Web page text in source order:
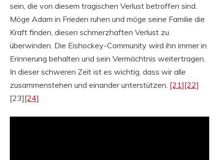
sein, die von diesem tragischen Verlust betroffen sind.
Möge Adam in Frieden ruhen und möge seine Familie die
Kraft finden, diesen schmerzhaften Verlust zu
überwinden. Die Eishockey-Community wird ihn immer in
Erinnerung behalten und sein Vermächtnis weitertragen.
In dieser schweren Zeit ist es wichtig, dass wir alle
zusammenstehen und einander unterstützen. [21][22]
[23][24]